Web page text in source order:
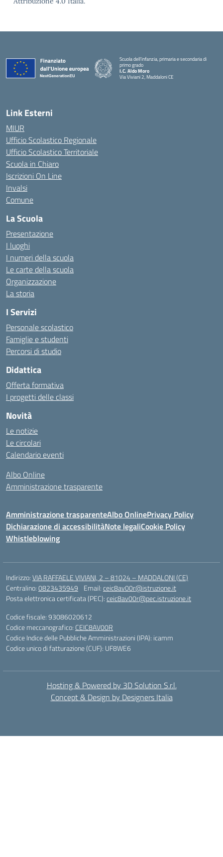
Scuola dell’infanzia, primaria e secondaria di
primo grado
I.C. Aldo Moro
Via Viviani 2, Maddaloni CE
Link Esterni
MIUR
Ufficio Scolastico Regionale
Ufficio Scolastico Territoriale
Scuola in Chiaro
Iscrizioni On Line
Invalsi
Comune
La Scuola
Presentazione
I luoghi
I numeri della scuola
Le carte della scuola
Organizzazione
La storia
I Servizi
Personale scolastico
Famiglie e studenti
Percorsi di studio
Didattica
Offerta formativa
I progetti delle classi
Novità
Le notizie
Le circolari
Calendario eventi
Albo Online
Amministrazione trasparente
Amministrazione trasparenteAlbo OnlinePrivacy Policy
Dichiarazione di accessibilitàNote legaliCookie Policy
Whistleblowing
Indirizzo:VIA RAFFAELE VIVIANI, 2 – 81024 – MADDALONI (CE)
Centralino:0823435949 Email:ceic8av00r@istruzione.it
Posta elettronica certificata (PEC):ceic8av00r@pec.istruzione.it
Codice fiscale: 93086020612
Codice meccanografico: CEIC8AV00R
Codice Indice delle Pubbliche Amministrazioni (IPA): icamm
Codice unico di fatturazione (CUF): UF8WE6
Hosting & Powered by 3D Solution S.r.l.
Concept & Design by Designers Italia